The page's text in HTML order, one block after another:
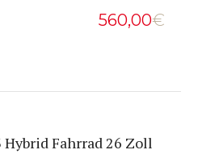
560,00€
Hybrid Fahrrad 26 Zoll